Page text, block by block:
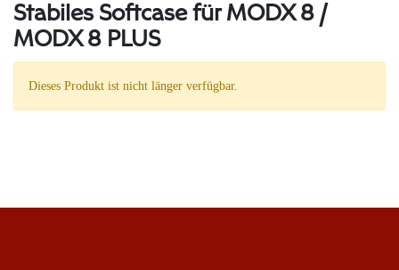
Stabiles Softcase für MODX 8 /
MODX 8 PLUS
Dieses Produkt ist nicht länger verfügbar.